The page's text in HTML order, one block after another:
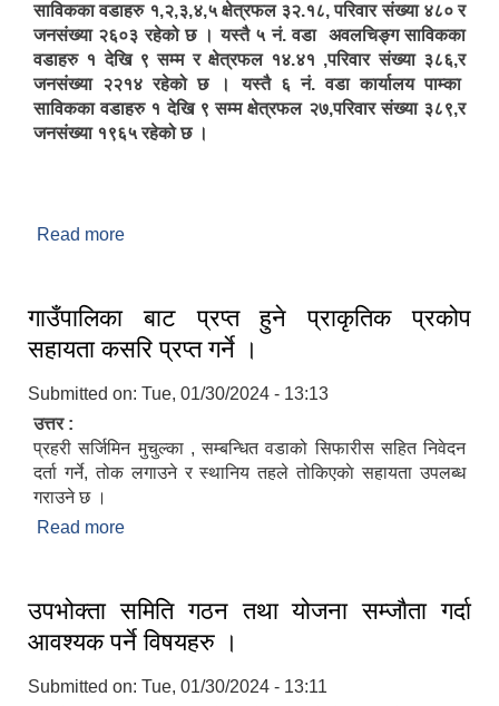
साविकका वडाहरु १,२,३,४,५ क्षेत्रफल ३२.१८, परिवार संख्या ४८० र
जनसंख्या २६०३ रहेको छ । यस्तै ५ नं. वडा अवलचिङ्ग साविकका
वडाहरु १ देखि ९ सम्म र क्षेत्रफल १४.४१ ,परिवार संख्या ३८६,र
जनसंख्या २२१४ रहेको छ । यस्तै ६ नं. वडा कार्यालय पाम्का
साविकका वडाहरु १ देखि ९ सम्म क्षेत्रफल २७,परिवार संख्या ३८९,र
जनसंख्या १९६५ रहेको छ ।
Read more
गाउँपालिका बाट प्रप्त हुने प्राकृतिक प्रकोप
सहायता कसरि प्रप्त गर्ने ।
Submitted on: Tue, 01/30/2024 - 13:13
उत्तर :
प्रहरी सर्जिमिन मुचुल्का , सम्बन्धित वडाको सिफारीस सहित निवेदन
दर्ता गर्ने, तोक लगाउने र स्थानिय तहले तोकिएकाे सहायता उपलब्ध
गराउने छ ।
Read more
उपभोक्ता समिति गठन तथा योजना सम्जाैता गर्दा
आवश्यक पर्ने विषयहरु ।
Submitted on: Tue, 01/30/2024 - 13:11